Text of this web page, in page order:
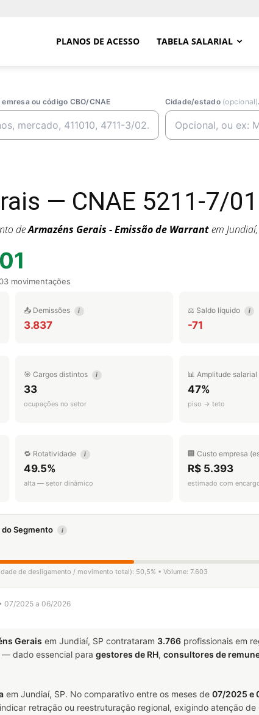
PLANOS DE ACESSO TABELA SALARIAL
ou código CBO/CNAE Cidade/estado (opcional)
— CNAE 5211-7/
deArmazéns Gerais - Emissão de Warrantem
movimentações
📤 Demissões i
3.837
⚖️ Saldo líquido i
-71
🎯 Cargos distintos i
33
ocupações no setor
📊 Amplitude salarial
47%
piso → teto
🔁 Rotatividade i
49.5%
alta — setor dinâmico
🏢 Custo empresa
R$ 5.393
estimado com
do Segmento i
de desligamento / movimento total): 50,5% • Volume: 7.603
07/2025 a 06/2026
Gerais em Jundiaí, SP contrataram 3.766 profissionais em
— dado essencial para gestores de RH, consultores de
em Jundiaí, SP. No comparativo entre os meses de 07/2025 e
retração ou reestruturação regional, exigindo atenção